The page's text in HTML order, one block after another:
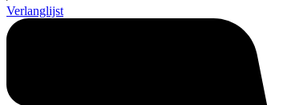
Verlanglijst